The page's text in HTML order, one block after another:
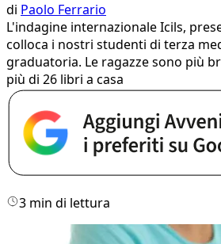
di Paolo Ferrario
L'indagine internazionale Icils,
colloca i nostri studenti di terza
graduatoria. Le ragazze sono più
più di 26 libri a casa
3 min di lettura